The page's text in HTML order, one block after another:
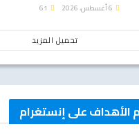
تحميل المزيد
الأهداف على إنستغرام